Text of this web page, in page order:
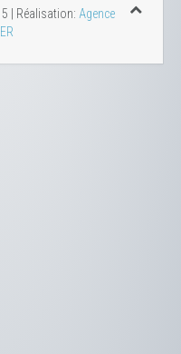
| Réalisation: Agence